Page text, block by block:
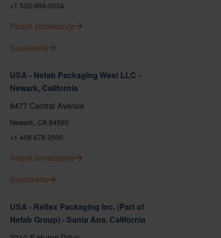
+1 520-989-0534
Rodyti žemėlapyje
Susisiekite
USA - Nefab Packaging West LLC -
Newark, California
8477 Central Avenue
Newark, CA 94560
+1 408 678 2500
Rodyti žemėlapyje
Susisiekite
USA - Reflex Packaging Inc. (Part of
Nefab Group) - Santa Ana, California